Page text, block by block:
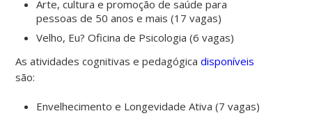
Arte, cultura e promoção de saúde para
pessoas de 50 anos e mais (17 vagas)
Velho, Eu? Oficina de Psicologia (6 vagas)
As atividades cognitivas e pedagógicadisponíveis
são:
Envelhecimento e Longevidade Ativa (7 vagas)